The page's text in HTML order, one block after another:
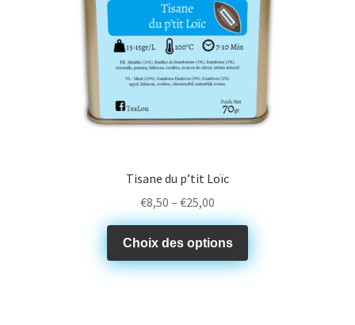
Tisane du p’tit Loïc
€8,50 – €25,00
Choix des options